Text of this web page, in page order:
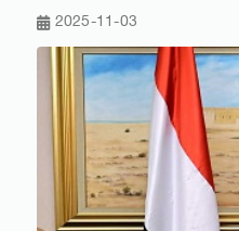
2025-11-03